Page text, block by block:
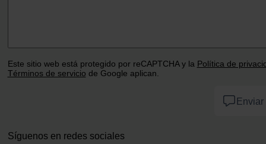
Este sitio web está protegido por reCAPTCHA y la Política de
Términos de servicio de Google aplican.
Síguenos en redes sociales